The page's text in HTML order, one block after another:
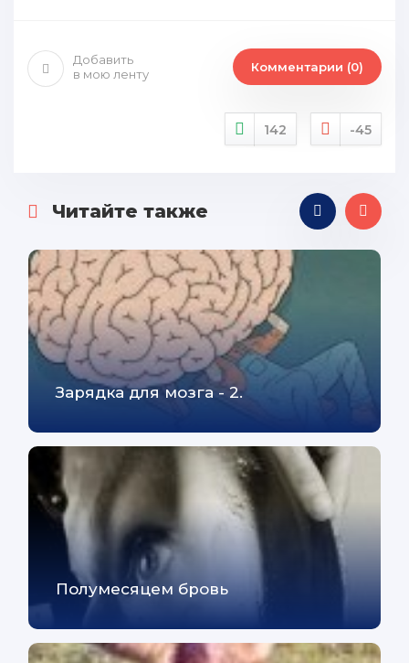
Добавить
в мою ленту
Комментарии (0)
142 -45
Читайте также
Зарядка для мозга - 2.
Полумесяцем бровь